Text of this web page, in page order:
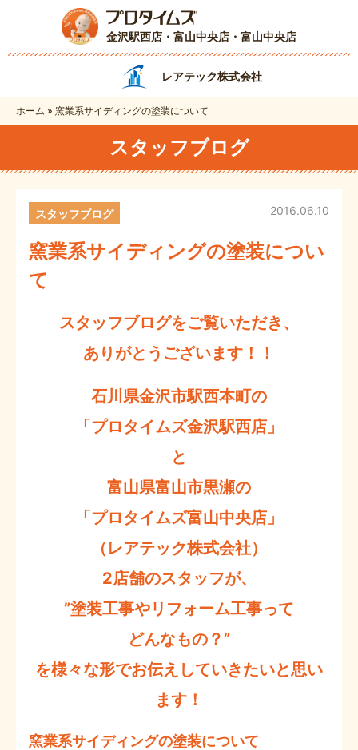
金沢駅西店・富山中央店 ・富山中央店
レアテック株式会社
ホーム » 窯業系サイディングの塗装について
スタッフブログ
窯業系サイディングの塗装につい
て
2016.06.10
スタッフブログ
スタッフブログをご覧いただき、
ありがとうございます！！
石川県金沢市駅西本町の
「プロタイムズ金沢駅西店」
と
富山県富山市黒瀬の
「プロタイムズ富山中央店」
（レアテック株式会社）
2店舗のスタッフが、
”塗装工事やリフォーム工事って
どんなもの？”
を様々な形でお伝えしていきたいと思い
ます！
窯業系サイディングの塗装について